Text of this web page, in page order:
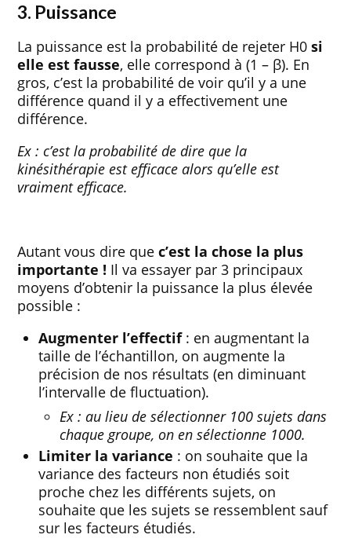
3. Puissance
La puissance est la probabilité de rejeter H0si
elle est fausse, elle correspond à (1 – β). En
gros, c’est la probabilité de voir qu’il y a une
différence quand il y a effectivement une
différence.
Ex : c’est la probabilité de dire que la
kinésithérapie est efficace alors qu’elle est
vraiment efficace.
Autant vous dire quec’est la chose la plus
importante ! Il va essayer par 3 principaux
moyens d’obtenir la puissance la plus élevée
possible :
Augmenter l’effectif : en augmentant la
taille de l’échantillon, on augmente la
précision de nos résultats (en diminuant
l’intervalle de fluctuation).
Ex : au lieu de sélectionner 100 sujets dans
chaque groupe, on en sélectionne 1000.
Limiter la variance : on souhaite que la
variance des facteurs non étudiés soit
proche chez les différents sujets, on
souhaite que les sujets se ressemblent sauf
sur les facteurs étudiés.